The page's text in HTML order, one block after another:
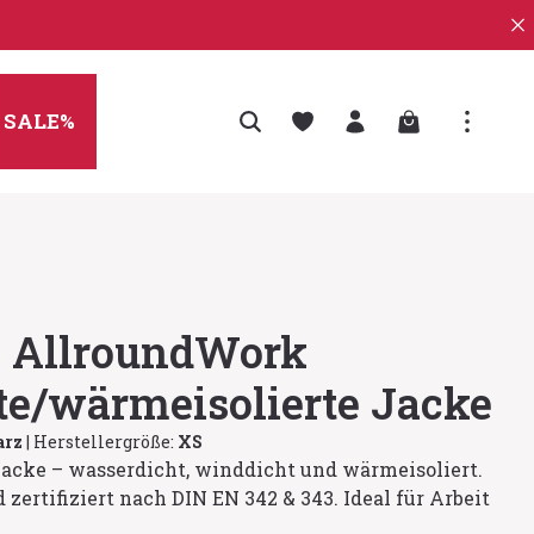
SALE% Warenkorb
AllroundWork
wärmeisolierte Jacke
| Herstellergröße: XS
– wasserdicht, winddicht und wärmeisoliert.
nach DIN EN 342 & 343. Ideal für Arbeit